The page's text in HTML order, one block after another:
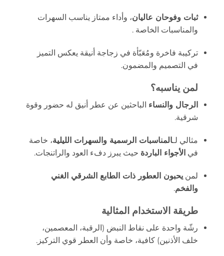
ثبات وفوحان عاليان، وأداء ممتاز يناسب السهرات
والمناسبات الخاصة .
تركيبة فاخرة ومُعَبّأة في زجاجة أنيقة يعكس التميز
في التصميم والمضمون.
لمن يناسبه؟
الرجال والنساء الباحثين عن عطر أنيق له حضور وقوة
شرقية.
مثالي لـالمناسبات الرسمية والسهرات الليلية، خاصة
في الأجواء الباردة حيث يبرز دفء العود والراتنجات.
لمن يحبون العطور ذات الطابع الشرقي الغني
والفخم.
طريقة الاستخدام المثالية
رشّة واحدة على نقاط النبض (الرقبة، المعصمين،
خلف الأذنين) كافية، خاصة وأن العطر قوي التركيز.